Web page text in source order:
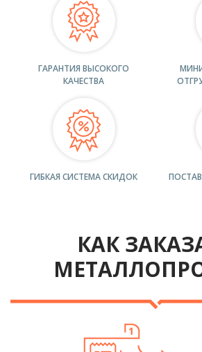
ГАРАНТИЯ ВЫСОКОГО
КАЧЕСТВА
ГИБКАЯ СИСТЕМА СКИДОК
КАК